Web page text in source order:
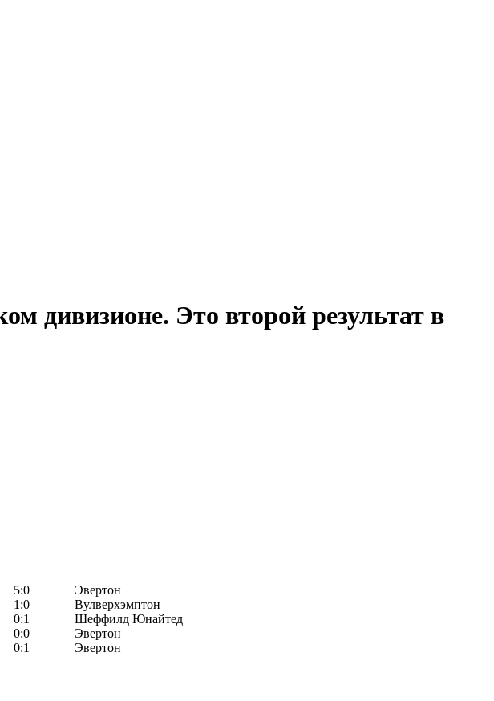
дивизионе. Это второй результат в
5:0
Эвертон
1:0
Вулверхэмптон
0:1
Шеффилд Юнайтед
0:0
Эвертон
0:1
Эвертон